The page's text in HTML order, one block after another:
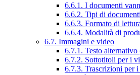
6.6.1. I documenti
6.6.2. Tipi di documenti
6.6.3. Formato di
6.6.4. Modalità di
6.7. Immagini e video
6.7.1. Testo
6.7.2. Sottotitoli per i
6.7.3. Trascrizioni per